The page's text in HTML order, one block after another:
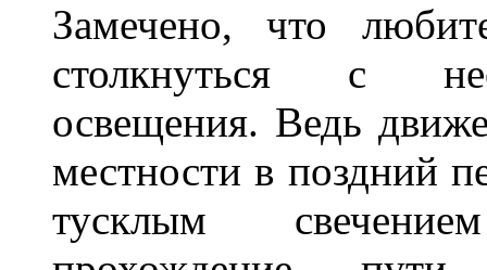
Замечено, что
столкнуться с
освещения. Ведь
местности в поздний
тусклым